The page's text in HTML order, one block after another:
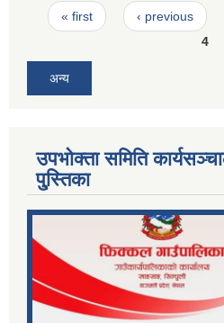
Pages
« first ‹ previous
4
अन्य
उपभोक्ता समिति
पु्स्तिका